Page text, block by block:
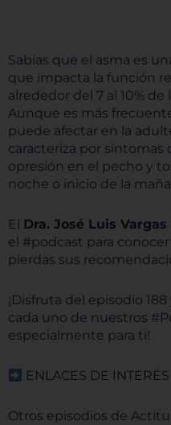
Sabías que el asma es
que impacta la función
alrededor del 7 al 10%
Aunque es más
puede afectar en la
caracteriza por síntomas
opresión en el pecho y
noche o inicio de la
El Dra. José Luis Vargas
el #podcast para
pierdas sus
¡Disfruta del episodio
cada uno de nuestros
especialmente para ti!
ENLACES DE INTERÉS
Otros episodios de